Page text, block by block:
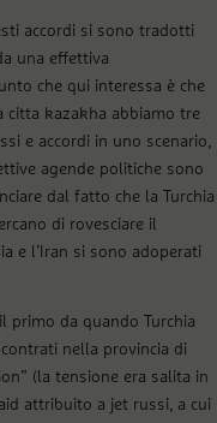
accordi si sono tradotti
una effettiva
che qui interessa è che
kazakha abbiamo tre
e accordi in uno scenario,
agende politiche sono
dal fatto che la Turchia
di rovesciare il
e l’Iran si sono adoperati
primo da quando Turchia
nella provincia di
(la tensione era salita in
attribuito a jet russi, a cui